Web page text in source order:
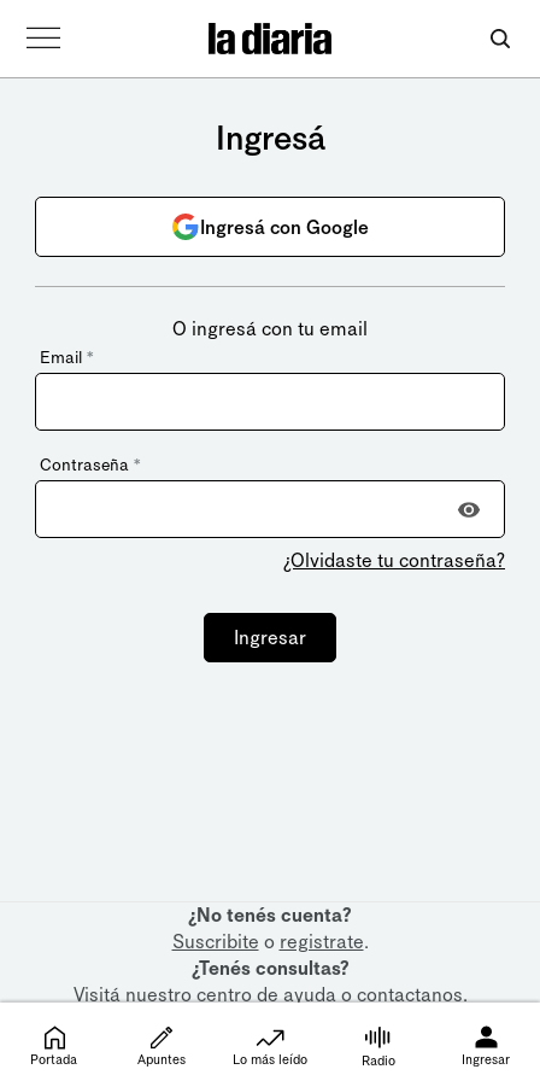
Ingresá
Ingresá con Google
O ingresá con tu email
Email *
Contraseña *
¿Olvidaste tu contraseña?
Ingresar
¿No tenés cuenta?
Suscribite o registrate.
¿Tenés consultas?
Visitá nuestrocentro de ayudaocontactanos.
Portada Apuntes Lo más leído Radio Ingresar